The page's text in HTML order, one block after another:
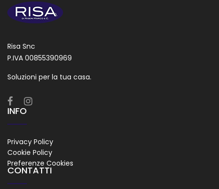
Risa Snc
P.IVA 00855390969
Soluzioni per la tua casa.
INFO
Privacy Policy
Cookie Policy
Preferenze Cookies
CONTATTI